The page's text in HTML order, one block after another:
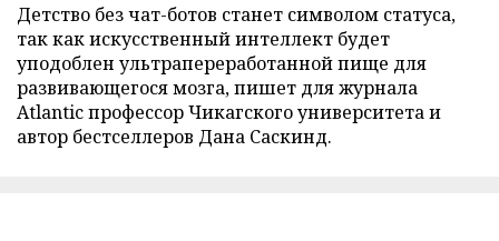
Детство без чат-ботов станет символом статуса,
так как искусственный интеллект будет
уподоблен ультрапереработанной пище для
развивающегося мозга, пишет для журнала
Atlantic профессор Чикагского университета и
автор бестселлеров Дана Саскинд.